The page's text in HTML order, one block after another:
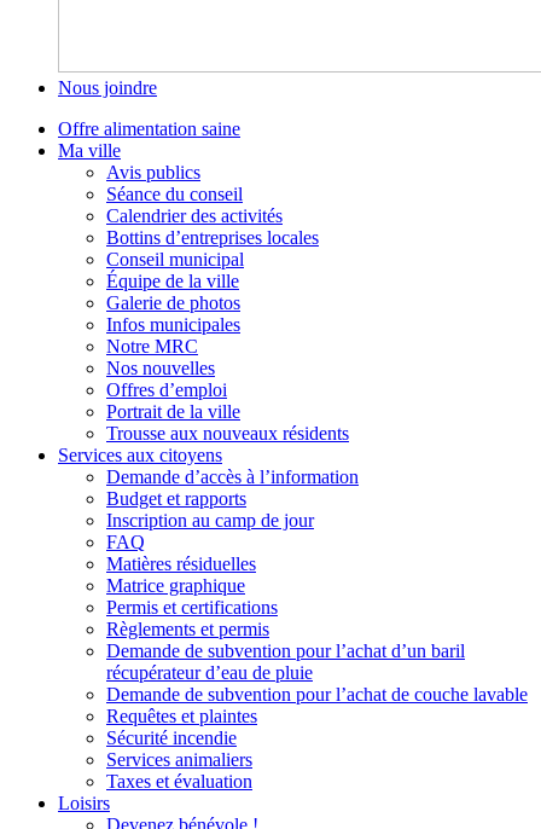
Nous joindre
Offre alimentation saine
Ma ville
Avis publics
Séance du conseil
Calendrier des activités
Bottins d’entreprises locales
Conseil municipal
Équipe de la ville
Galerie de photos
Infos municipales
Notre MRC
Nos nouvelles
Offres d’emploi
Portrait de la ville
Trousse aux nouveaux résidents
Services aux citoyens
Demande d’accès à l’information
Budget et rapports
Inscription au camp de jour
FAQ
Matières résiduelles
Matrice graphique
Permis et certifications
Règlements et permis
Demande de subvention pour l’achat d’un baril
récupérateur d’eau de pluie
Demande de subvention pour l’achat de couche lavable
Requêtes et plaintes
Sécurité incendie
Services animaliers
Taxes et évaluation
Loisirs
Devenez bénévole !